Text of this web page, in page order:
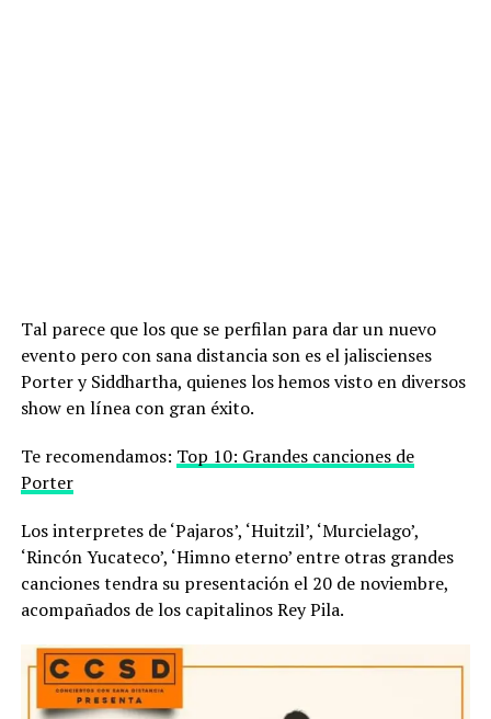
Tal parece que los que se perfilan para dar un nuevo
evento pero con sana distancia son es el jaliscienses
Porter y Siddhartha, quienes los hemos visto en diversos
show en línea con gran éxito.
Te recomendamos: Top 10: Grandes canciones de
Porter
Los interpretes de ‘Pajaros’, ‘Huitzil’, ‘Murcielago’,
‘Rincón Yucateco’, ‘Himno eterno’ entre otras grandes
canciones tendra su presentación el 20 de noviembre,
acompañados de los capitalinos Rey Pila.